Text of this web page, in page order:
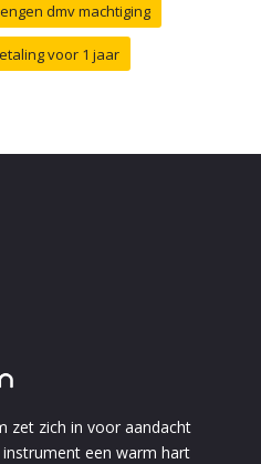
dmv machtiging
voor 1 jaar
zet zich in voor aandacht
een warm hart